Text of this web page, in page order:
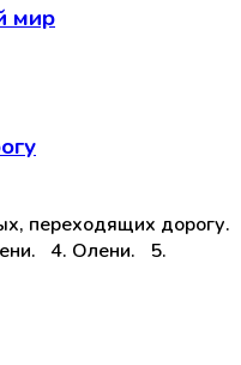
мир
переходящих дорогу.
4. Олени. 5.